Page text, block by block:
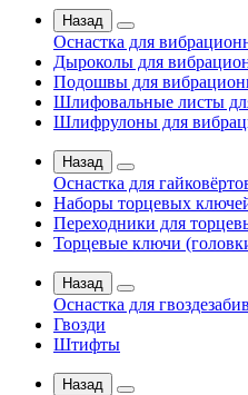
Назад
Оснастка для
Дыроколы для
Подошвы для
Шлифовальные листы
Шлифрулоны для
Назад
Оснастка для
Наборы торцевых
Переходники для
Торцевые ключи
Назад
Оснастка для
Гвозди
Штифты
Назад